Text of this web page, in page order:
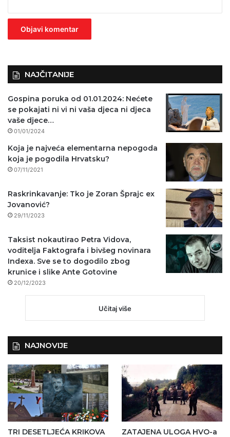
z
NAJČITANIJE
Gospina poruka od 01.01.2024: Nećete
se pokajati ni vi ni vaša djeca ni djeca
vaše djece…
01/01/2024
Koja je najveća elementarna nepogoda
koja je pogodila Hrvatsku?
07/11/2021
Raskrinkavanje: Tko je Zoran Šprajc ex
Jovanović?
29/11/2023
Taksist nokautirao Petra Vidova,
voditelja Faktografa i bivšeg novinara
Indexa. Sve se to dogodilo zbog
krunice i slike Ante Gotovine
20/12/2023
Učitaj više
NAJNOVIJE
TRI DESETLJEĆA KRIKOVA
ZATAJENA ULOGA HVO-a